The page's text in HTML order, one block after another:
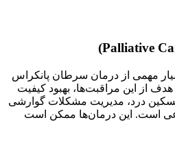
مهمی از درمان سرطان پانکراس
از این مراقبت‌ها، بهبود کیفیت
تسکین درد، مدیریت مشکلات گوارشی
است. این درمان‌ها ممکن است